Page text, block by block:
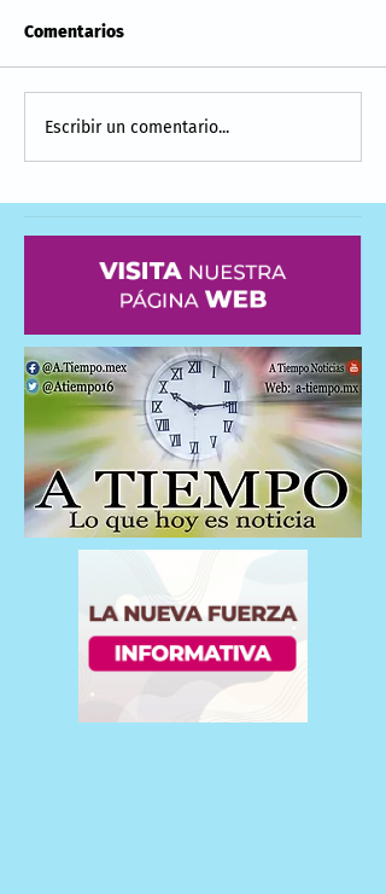
Comentarios
Escribir un comentario...